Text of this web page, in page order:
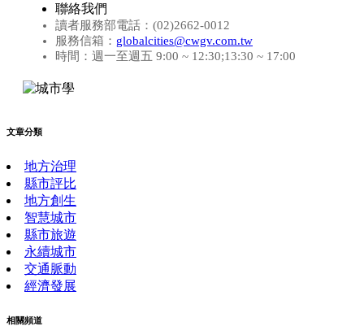
聯絡我們
讀者服務部電話：(02)2662-0012
服務信箱： globalcities@cwgv.com.tw
時間：週一至週五 9:00 ~ 12:30;13:30 ~ 17:00
文章分類
地方治理
縣市評比
地方創生
智慧城市
縣市旅遊
永續城市
交通脈動
經濟發展
相關頻道